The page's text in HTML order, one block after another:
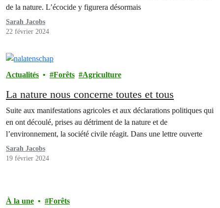
de la nature. L’écocide y figurera désormais
Sarah Jacobs
22 février 2024
Actualités Forêts Agriculture
La nature nous concerne toutes et tous
Suite aux manifestations agricoles et aux déclarations politiques qui
en ont découlé, prises au détriment de la nature et de
l’environnement, la société civile réagit. Dans une lettre ouverte
Sarah Jacobs
19 février 2024
À la une Forêts